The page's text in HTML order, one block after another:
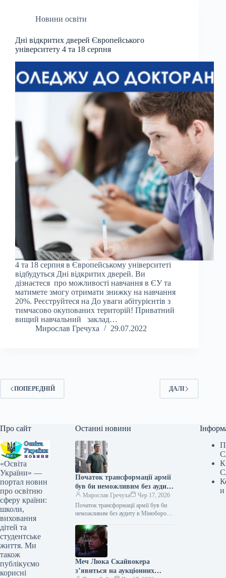
Новини освіти
Дні відкритих дверей Європейського
університету 4 та 18 серпня
4 та 18 серпня в Європейському університеті
відбудуться Дні відкритих дверей. Ви
дізнаєтеся про можливості навчання в ЄУ та
матимете змогу отримати знижку на навчання
20%. Реєструйтеся на До уваги абітурієнтів з
тимчасово окупованих територій! Приватний
вищий навчальний заклад…
Мирослав Гречуха
29.07.2022
ПОПЕРЕДНІЙ ДАЛІ
Про сайт
«Освіта
України» —
портал новин
про освітню
сферу країни:
школи,
виховання
дітей та
студентське
життя. Ми
також
публікуємо
корисні
Останні новини
Початок трансформації армії
був би неможливим без аудиту
в Міноборони – Федоров
Мирослав Гречуха
Чер 17, 2026
Початок трансформації армії був би
неможливим без аудиту в Міноборони
Укрінформ Початок трансформації
української армії був…
Меч Люка Скайвокера
з’явиться на аукціонних
и